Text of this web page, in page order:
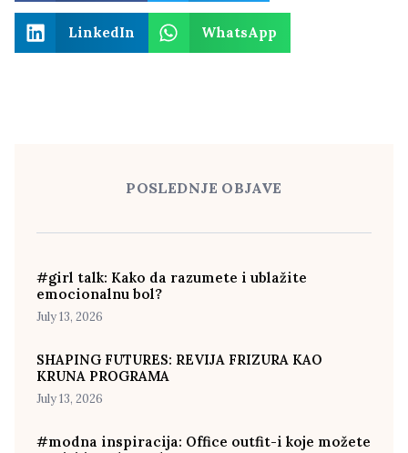
LinkedIn WhatsApp
POSLEDNJE OBJAVE
#girl talk: Kako da razumete i ublažite
emocionalnu bol?
July 13, 2026
SHAPING FUTURES: REVIJA FRIZURA KAO
KRUNA PROGRAMA
July 13, 2026
#modna inspiracija: Office outfit-i koje možete